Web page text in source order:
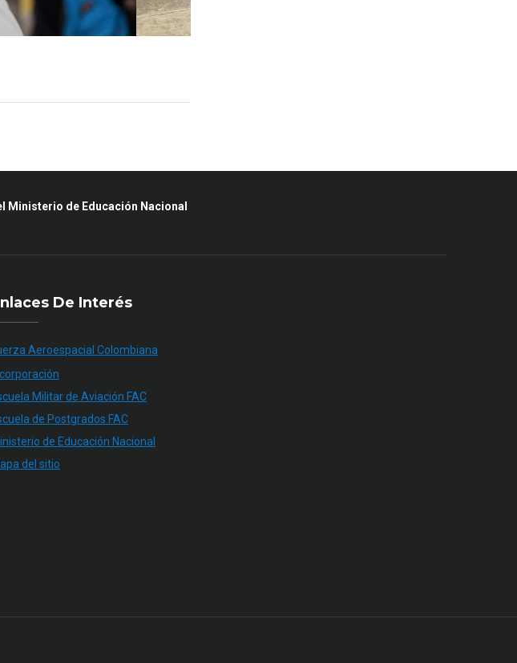
Ministerio de Educación Nacional
De Interés
Aeroespacial Colombiana
Militar de Aviación FAC
de Postgrados FAC
de Educación Nacional
del sitio